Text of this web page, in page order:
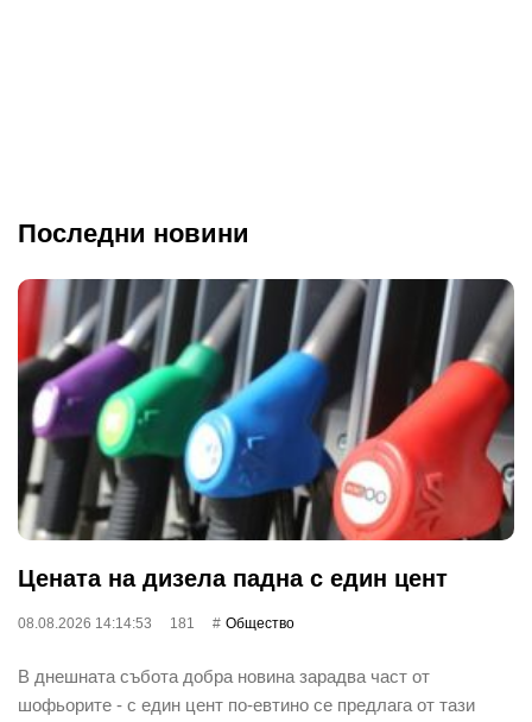
Последни новини
Цената на дизела падна с един цент
08.08.2026 14:14:53 181 Общество
В днешната събота добра новина зарадва част от
шофьорите - с един цент по-евтино се предлага от тази